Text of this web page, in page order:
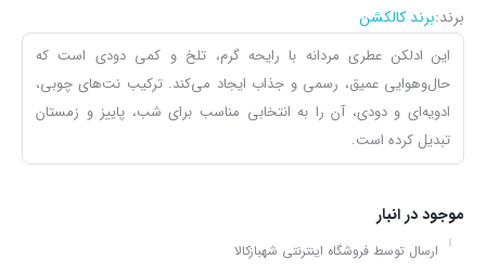
برند:برند کالکشن
این ادلکن عطری مردانه با رایحه گرم، تلخ و کمی دودی است که
حال‌وهوایی عمیق، رسمی و جذاب ایجاد می‌کند. ترکیب نت‌های چوبی،
ادویه‌ای و دودی، آن را به انتخابی مناسب برای شب، پاییز و زمستان
تبدیل کرده است.
موجود در انبار
ارسال توسط فروشگاه اینترنتی شهبازکالا